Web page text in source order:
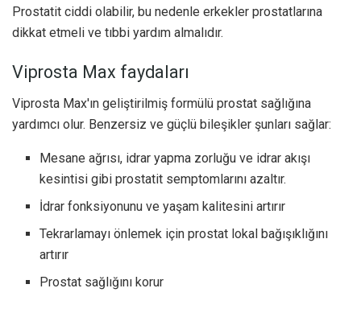
Prostatit ciddi olabilir, bu nedenle erkekler prostatlarına
dikkat etmeli ve tıbbi yardım almalıdır.
Viprosta Max faydaları
Viprosta Max'ın geliştirilmiş formülü prostat sağlığına
yardımcı olur. Benzersiz ve güçlü bileşikler şunları sağlar:
Mesane ağrısı, idrar yapma zorluğu ve idrar akışı
kesintisi gibi prostatit semptomlarını azaltır.
İdrar fonksiyonunu ve yaşam kalitesini artırır
Tekrarlamayı önlemek için prostat lokal bağışıklığını
artırır
Prostat sağlığını korur